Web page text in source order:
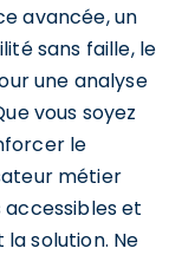
avancée, un
sans faille, le
une analyse
vous soyez
le
métier
et
solution. Ne